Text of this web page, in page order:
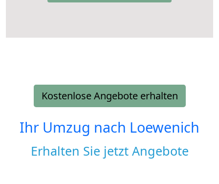
Kostenlose Angebote erhalten
Ihr Umzug nach Loewenich
Erhalten Sie jetzt Angebote